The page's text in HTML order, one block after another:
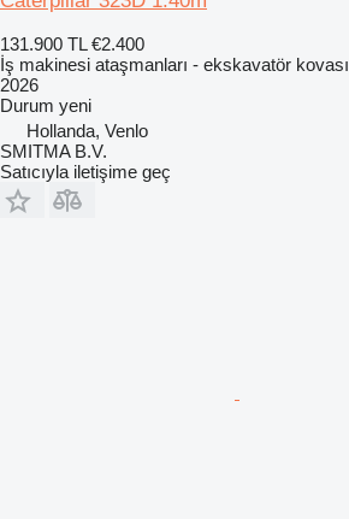
131.900 TL €2.400
İş makinesi ataşmanları - ekskavatör kovası
2026
Durum yeni
Hollanda, Venlo
SMITMA B.V.
Satıcıyla iletişime geç